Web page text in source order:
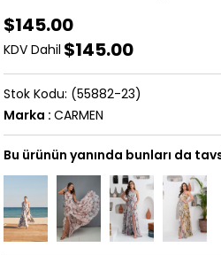
$145.00
KDV Dahil $145.00
(55882-23)
Marka : CARMEN
Bu ürünün yanında bunları da